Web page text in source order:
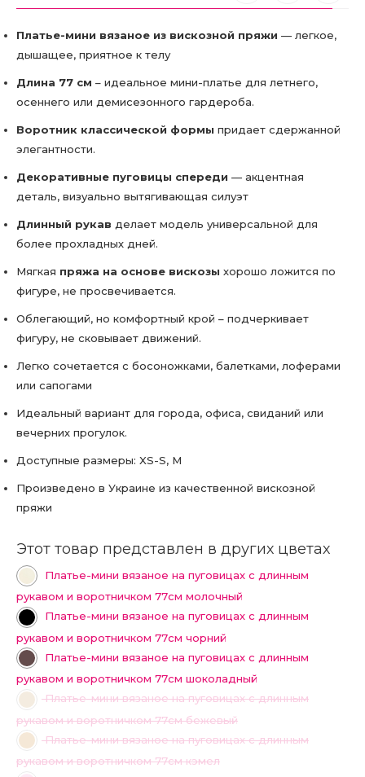
Платье-мини вязаное из вискозной пряжи — легкое,
дышащее, приятное к телу
Длина 77 см – идеальное мини-платье для летнего,
осеннего или демисезонного гардероба.
Воротник классической формы придает сдержанной
элегантности.
Декоративные пуговицы спереди — акцентная
деталь, визуально вытягивающая силуэт
Длинный рукав делает модель универсальной для
более прохладных дней.
Мягкая пряжа на основе вискозы хорошо ложится по
фигуре, не просвечивается.
Облегающий, но комфортный крой – подчеркивает
фигуру, не сковывает движений.
Легко сочетается с босоножками, балетками, лоферами
или сапогами
Идеальный вариант для города, офиса, свиданий или
вечерних прогулок.
Доступные размеры: XS-S, M
Произведено в Украине из качественной вискозной
пряжи
Этот товар представлен в других цветах
Платье-мини вязаное на пуговицах с длинным
рукавом и воротничком 77см молочный
Платье-мини вязаное на пуговицах с длинным
рукавом и воротничком 77см чорний
Платье-мини вязаное на пуговицах с длинным
рукавом и воротничком 77см шоколадный
Платье-мини вязаное на пуговицах с длинным
рукавом и воротничком 77см бежевый
Платье-мини вязаное на пуговицах с длинным
рукавом и воротничком 77см кэмел